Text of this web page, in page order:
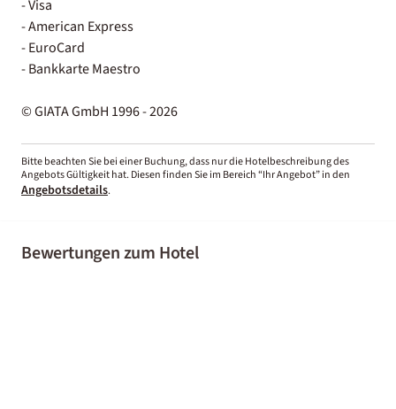
- Visa
- American Express
- EuroCard
- Bankkarte Maestro
© GIATA GmbH 1996 - 2026
Bitte beachten Sie bei einer Buchung, dass nur die Hotelbeschreibung des
Angebots Gültigkeit hat. Diesen finden Sie im Bereich “Ihr Angebot” in den
Angebotsdetails.
Bewertungen zum Hotel